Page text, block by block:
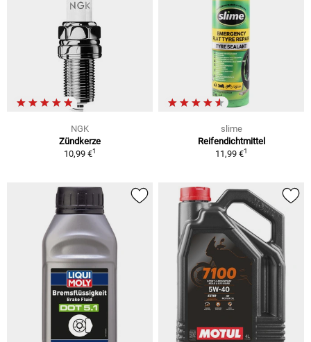
NGK
Zündkerze
10,99 €1
slime
Reifendichtmittel
11,99 €1